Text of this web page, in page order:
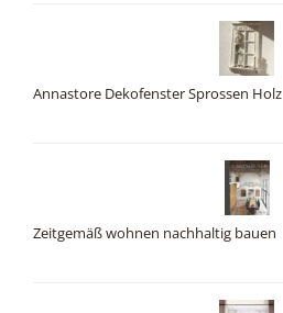
Annastore Dekofenster Sprossen Holz
Zeitgemäß wohnen nachhaltig bauen